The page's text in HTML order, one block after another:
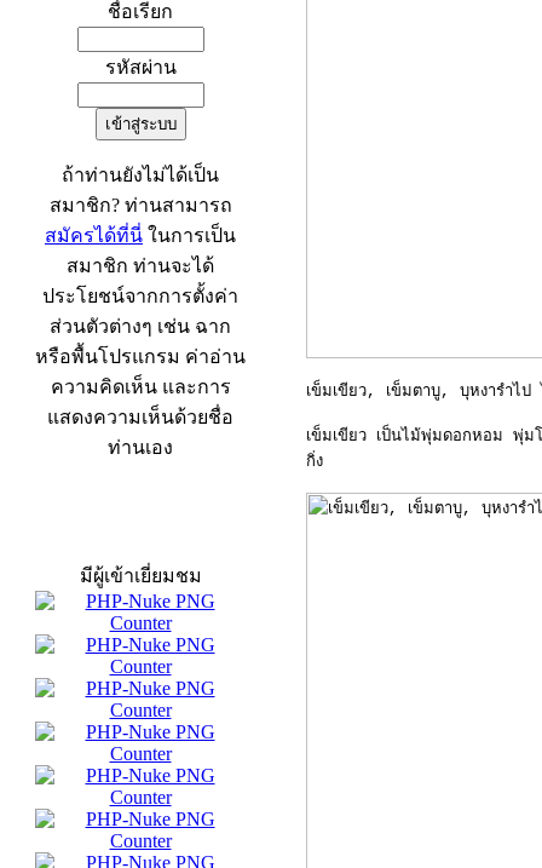
ชื่อเรียก
รหัสผ่าน
ถ้าท่านยังไม่ได้เป็น
สมาชิก? ท่านสามารถ
สมัครได้ที่นี่ ในการเป็น
สมาชิก ท่านจะได้
ประโยชน์จากการตั้งค่า
ส่วนตัวต่างๆ เช่น ฉาก
หรือพื้นโปรแกรม ค่าอ่าน
ความคิดเห็น และการ
แสดงความเห็นด้วยชื่อ
ท่านเอง
มีผู้เข้าเยี่ยมชม
เข็มเขียว, เข็มตาบู, บุหงารำไป
เข็มเขียว เป็นไม้พุ่มดอกหอม พุ่ม
กิ่ง